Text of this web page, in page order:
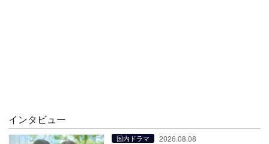
インタビュー
国内ドラマ 2026.08.08